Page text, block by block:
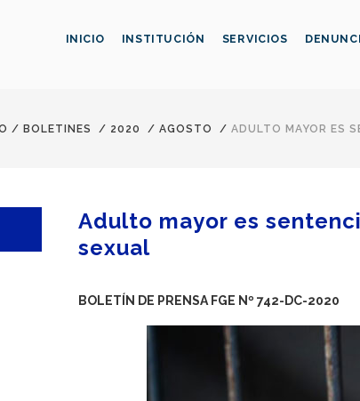
INICIO INSTITUCIÓN SERVICIOS
/ BOLETINES / 2020 / AGOSTO / ADULTO MAYOR ES
Adulto mayor es
sexual
BOLETÍN DE PRENSA FGE Nº 742-DC-2020